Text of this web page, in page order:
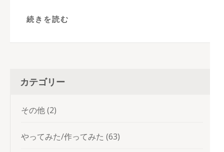
続きを読む
カテゴリー
その他(2)
やってみた/作ってみた (63)